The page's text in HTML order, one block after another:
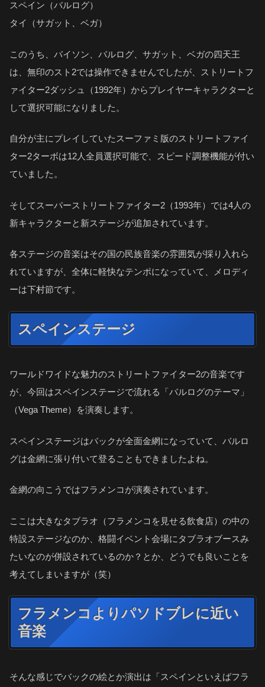
スペイン（バルログ）
タイ（サガット、ベガ）
このうち、バイソン、バルログ、サガット、ベガの四天王
は、無印のスト2では操作できませんでしたが、ストリートフ
ァイター2ダッシュ（1992年）からプレイヤーキャラクターと
して選択可能になりました。
自分が主にプレイしていたスーファミ版のストリートファイ
ター2ターボは12人全員選択可能で、スピード調整機能が付い
ていました。
そしてスーパーストリートファイター2（1993年）では4人の
新キャラクターと新ステージが追加されています。
各ステージの音楽はその国の民族音楽の雰囲気が採り入れら
れていますが、全体に軽快なテンポになっていて、メロディ
ーは下村節です。
スペインステージ
ワールドワイドな魅力のストリートファイター2の音楽です
が、今回はスペインステージで流れる「バルログのテーマ」
（Vega Theme）を演奏します。
スペインステージはバックが全面金網になっていて、バルロ
グは金網に張り付いて登ることもできましたよね。
金網の向こうではフラメンコが演奏されています。
ここは大きなタブラオ（フラメンコを見せる飲食店）の中の
特設ステージなのか、格闘イベント会場にタブラオブースみ
たいなのが併設されているのか？とか、どうでも良いことを
考えてしまいますが（笑）
フラメンコよりパソドブレに近い
音楽
そんな感じでバックの絵とか演出は「スペインといえばフラ